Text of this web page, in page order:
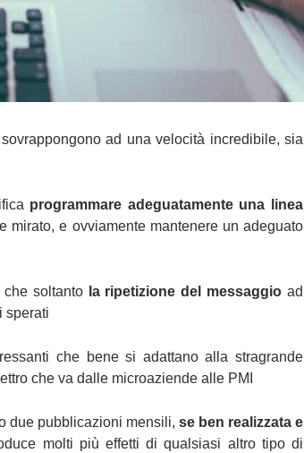
ad una velocità incredibile, sia
programmare adeguatamente una linea
mirato, e ovviamente mantenere un adeguato
soltanto la ripetizione del messaggio ad
sperati
che bene si adattano alla stragrande
che va dalle microaziende alle PMI
due pubblicazioni mensili, se ben realizzata e
molti più effetti di qualsiasi altro tipo di